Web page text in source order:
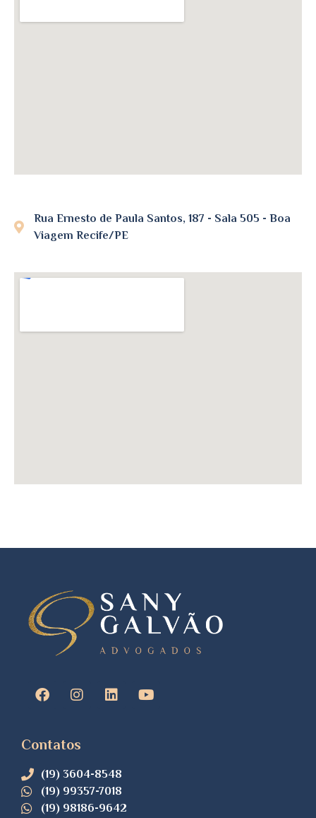
Rua Ernesto de Paula Santos, 187 - Sala 505 - Boa
Viagem Recife/PE
Contatos
(19) 3604-8548
(19) 99357-7018
(19) 98186-9642